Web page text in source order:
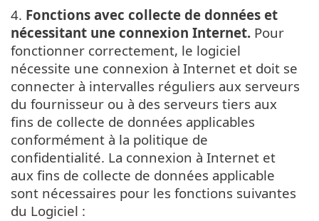
4. Fonctions avec collecte de données et
nécessitant une connexion Internet. Pour
fonctionner correctement, le logiciel
nécessite une connexion à Internet et doit se
connecter à intervalles réguliers aux serveurs
du fournisseur ou à des serveurs tiers aux
fins de collecte de données applicables
conformément à la politique de
confidentialité. La connexion à Internet et
aux fins de collecte de données applicable
sont nécessaires pour les fonctions suivantes
du Logiciel :